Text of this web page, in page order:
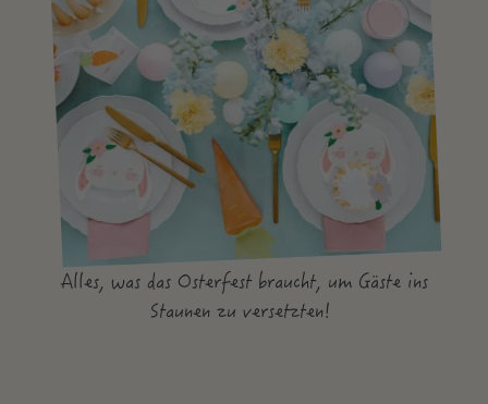
Alles, was das Osterfest braucht, um Gäste ins
Staunen zu versetzten!